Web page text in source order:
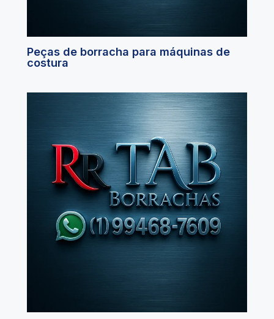
Peças de borracha para máquinas de
costura